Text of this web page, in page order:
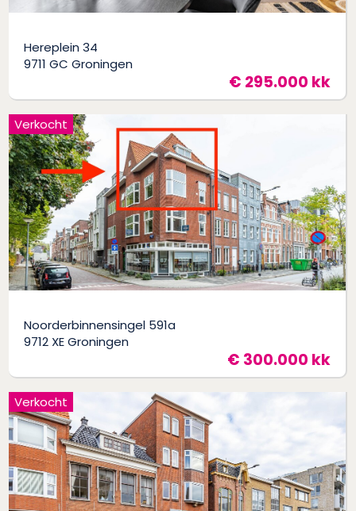
Hereplein 34
9711 GC Groningen
€ 295.000 kk
Noorderbinnensingel 591a
9712 XE Groningen
€ 300.000 kk
Verkocht
Verkocht